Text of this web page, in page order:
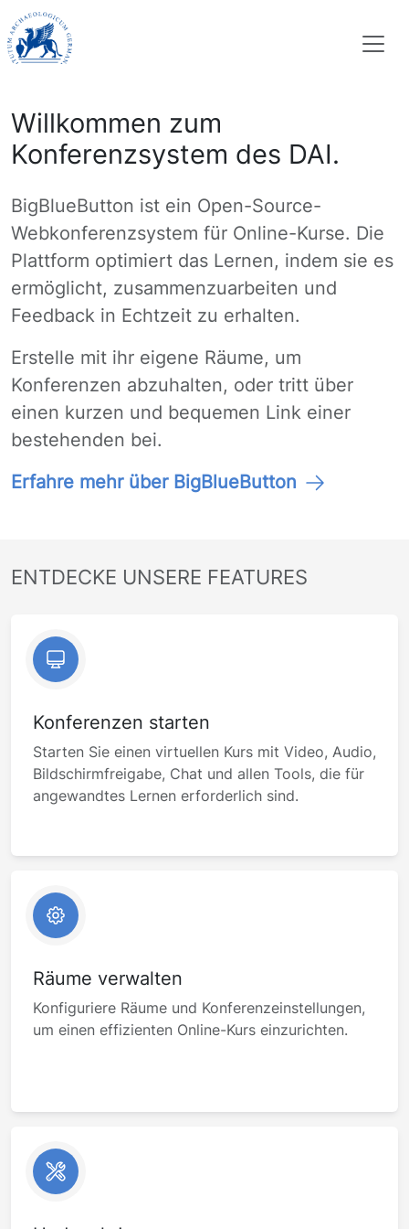
Willkommen zum
Konferenzsystem des DAI.
BigBlueButton ist ein Open-Source-
Webkonferenzsystem für Online-Kurse. Die
Plattform optimiert das Lernen, indem sie es
ermöglicht, zusammenzuarbeiten und
Feedback in Echtzeit zu erhalten.
Erstelle mit ihr eigene Räume, um
Konferenzen abzuhalten, oder tritt über
einen kurzen und bequemen Link einer
bestehenden bei.
Erfahre mehr über BigBlueButton
ENTDECKE UNSERE FEATURES
Konferenzen starten
Starten Sie einen virtuellen Kurs mit Video, Audio,
Bildschirmfreigabe, Chat und allen Tools, die für
angewandtes Lernen erforderlich sind.
Räume verwalten
Konfiguriere Räume und Konferenzeinstellungen,
um einen effizienten Online-Kurs einzurichten.